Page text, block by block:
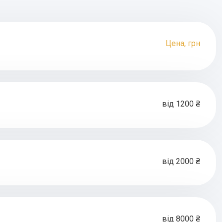
Цена, грн
від 1200 ₴
від 2000 ₴
від 8000 ₴